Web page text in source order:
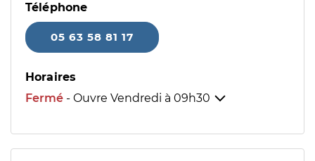
Téléphone
05 63 58 81 17
Horaires
Fermé - Ouvre Vendredi à 09h30